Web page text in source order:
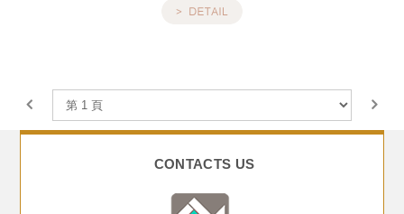
CONTACTS US